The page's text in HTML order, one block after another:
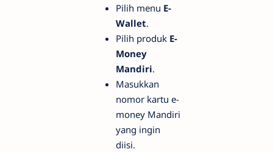
Pilih menu E-
Wallet.
Pilih produk E-
Money
Mandiri.
Masukkan
nomor kartu e-
money Mandiri
yang ingin
diisi.